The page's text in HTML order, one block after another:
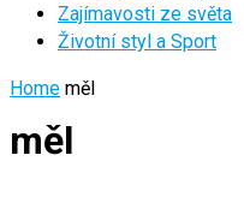
Zajímavosti ze světa
Životní styl a Sport
Home měl
měl